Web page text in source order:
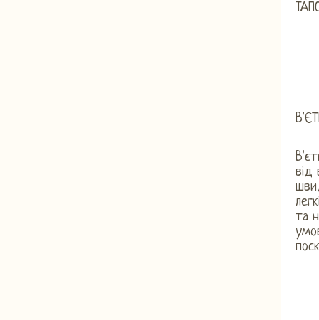
від
та